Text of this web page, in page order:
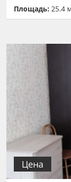
Площадь:25.4
Цена